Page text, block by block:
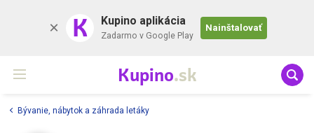
K Kupino aplikácia
Zadarmo v Google Play
Nainštalovať
Kupino.sk
Bývanie, nábytok a záhrada letáky